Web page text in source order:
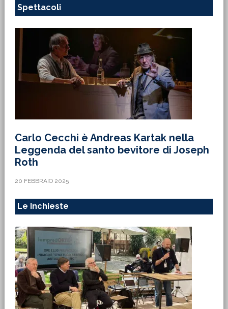
Spettacoli
Carlo Cecchi è Andreas Kartak nella
Leggenda del santo bevitore di Joseph
Roth
20 FEBBRAIO 2025
Le Inchieste